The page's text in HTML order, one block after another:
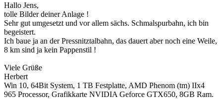
Hallo Jens,
tolle Bilder deiner Anlage !
Sehr gut umgesetzt und vor allem sächs. Schmalspurbahn, ich bin
begeistert.
Ich baue ja an der Pressnitztalbahn, das dauert aber noch eine Weile,
8 km sind ja kein Pappenstil !
Viele Grüße
Herbert
Win 10, 64Bit System, 1 TB Festplatte, AMD Phenom (tm) IIx4
965 Processor, Grafikkarte NVIDIA Geforce GTX650, 8GB Ram.